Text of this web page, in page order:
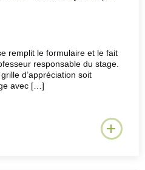
remplit le formulaire et le fait
responsable du stage.
d’appréciation soit
avec […]